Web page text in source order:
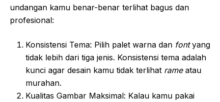
undangan kamu benar-benar terlihat bagus dan
profesional:
Konsistensi Tema: Pilih palet warna dan fontyang
tidak lebih dari tiga jenis. Konsistensi tema adalah
kunci agar desain kamu tidak terlihat rameatau
murahan.
Kualitas Gambar Maksimal: Kalau kamu pakai